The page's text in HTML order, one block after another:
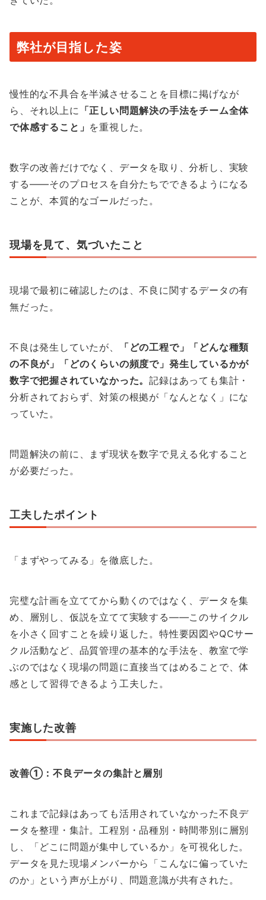
弊社が目指した姿
慢性的な不具合を半減させることを目標に掲げなが
ら、それ以上に 「正しい問題解決の手法をチーム全体
で体感すること」 を重視した。
数字の改善だけでなく、データを取り、分析し、実験
する——そのプロセスを自分たちでできるようになる
ことが、本質的なゴールだった。
現場を見て、気づいたこと
現場で最初に確認したのは、不良に関するデータの有
無だった。
不良は発生していたが、
「どの工程で」「どんな種類
の不良が」「どのくらいの頻度で」発生しているかが
数字で把握されていなかった。記録はあっても集計・
分析されておらず、対策の根拠が「なんとなく」にな
っていた。
問題解決の前に、まず現状を数字で見える化すること
が必要だった。
工夫したポイント
「まずやってみる」を徹底した。
完璧な計画を立ててから動くのではなく、データを集
め、層別し、仮説を立てて実験する——このサイクル
を小さく回すことを繰り返した。特性要因図やQCサー
クル活動など、品質管理の基本的な手法を、教室で学
ぶのではなく現場の問題に直接当てはめることで、体
感として習得できるよう工夫した。
実施した改善
改善①：不良データの集計と層別
これまで記録はあっても活用されていなかった不良デ
ータを整理・集計。工程別・品種別・時間帯別に層別
し、「どこに問題が集中しているか」を可視化した。
データを見た現場メンバーから「こんなに偏っていた
のか」という声が上がり、問題意識が共有された。